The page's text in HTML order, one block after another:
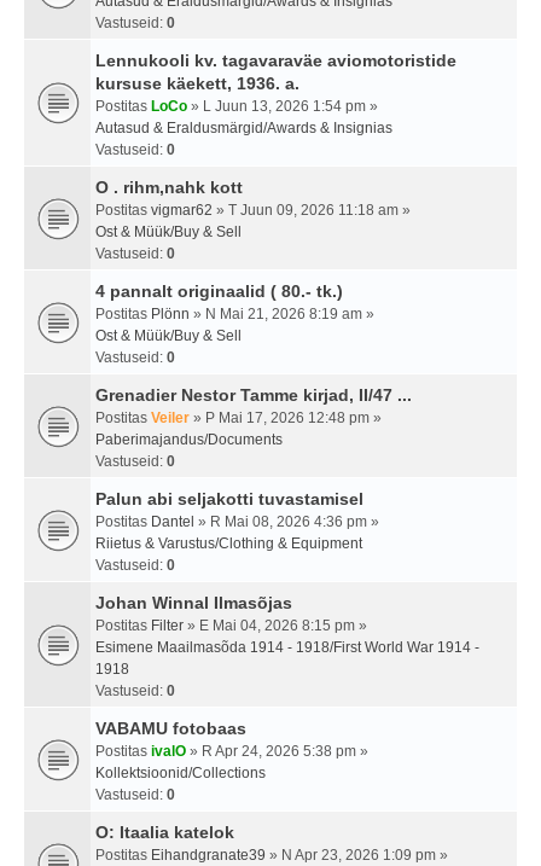
Vastuseid: 0
Lennukooli kv. tagavaraväe aviomotoristide
kursuse käekett, 1936. a.
Postitas LoCo » L Juun 13, 2026 1:54 pm »
Autasud & Eraldusmärgid/Awards & Insignias
Vastuseid: 0
O . rihm,nahk kott
Postitas vigmar62 » T Juun 09, 2026 11:18 am »
Ost & Müük/Buy & Sell
Vastuseid: 0
4 pannalt originaalid ( 80.- tk.)
Postitas Plönn » N Mai 21, 2026 8:19 am »
Ost & Müük/Buy & Sell
Vastuseid: 0
Grenadier Nestor Tamme kirjad, II/47 ...
Postitas Veiler » P Mai 17, 2026 12:48 pm »
Paberimajandus/Documents
Vastuseid: 0
Palun abi seljakotti tuvastamisel
Postitas Dantel » R Mai 08, 2026 4:36 pm »
Riietus & Varustus/Clothing & Equipment
Vastuseid: 0
Johan Winnal Ilmasõjas
Postitas Filter » E Mai 04, 2026 8:15 pm »
Esimene Maailmasõda 1914 - 1918/First World War 1914 -
1918
Vastuseid: 0
VABAMU fotobaas
Postitas ivalO » R Apr 24, 2026 5:38 pm »
Kollektsioonid/Collections
Vastuseid: 0
O: Itaalia katelok
Postitas Eihandgranate39 » N Apr 23, 2026 1:09 pm »